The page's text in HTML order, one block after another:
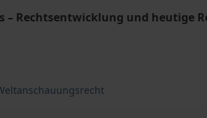
Rechtsentwicklung und heutige